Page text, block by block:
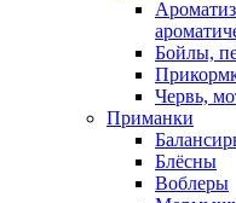
Бойлы,
Червь,
Приманки
Блёсны
Воблеры